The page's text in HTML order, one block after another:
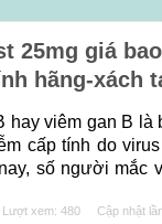
25mg giá
hãng-xách
hay viêm gan B là
cấp tính do
số người mắc
Lượt xem: 480 Cập nhật